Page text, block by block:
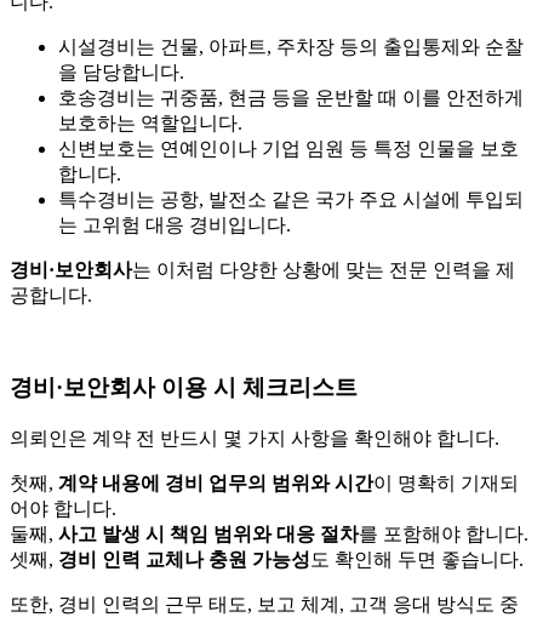
시설경비는 건물, 아파트, 주차장 등의 출입통제와 순찰
을 담당합니다.
호송경비는 귀중품, 현금 등을 운반할 때 이를 안전하게
보호하는 역할입니다.
신변보호는 연예인이나 기업 임원 등 특정 인물을 보호
합니다.
특수경비는 공항, 발전소 같은 국가 주요 시설에 투입되
는 고위험 대응 경비입니다.
경비·보안회사는 이처럼 다양한 상황에 맞는 전문 인력을 제
공합니다.
경비·보안회사 이용 시 체크리스트
의뢰인은 계약 전 반드시 몇 가지 사항을 확인해야 합니다.
첫째, 계약 내용에 경비 업무의 범위와 시간이 명확히 기재되
어야 합니다.
둘째, 사고 발생 시 책임 범위와 대응 절차를 포함해야 합니다.
셋째, 경비 인력 교체나 충원 가능성도 확인해 두면 좋습니다.
또한, 경비 인력의 근무 태도, 보고 체계, 고객 응대 방식도 중